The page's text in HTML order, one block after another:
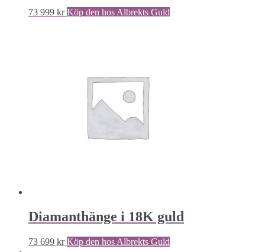
73 999 kr Köp den hos Albrekts Guld
Diamanthänge i 18K guld
73 699 kr Köp den hos Albrekts Guld